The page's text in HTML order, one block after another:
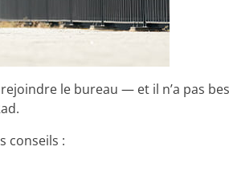
le bureau — et il n’a pas
conseils :